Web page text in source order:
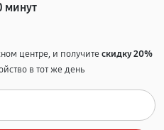
минут
центре, и получитескидку 20%
в тот же день